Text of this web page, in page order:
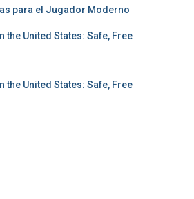
para el Jugador Moderno
the United States: Safe, Free
the United States: Safe, Free